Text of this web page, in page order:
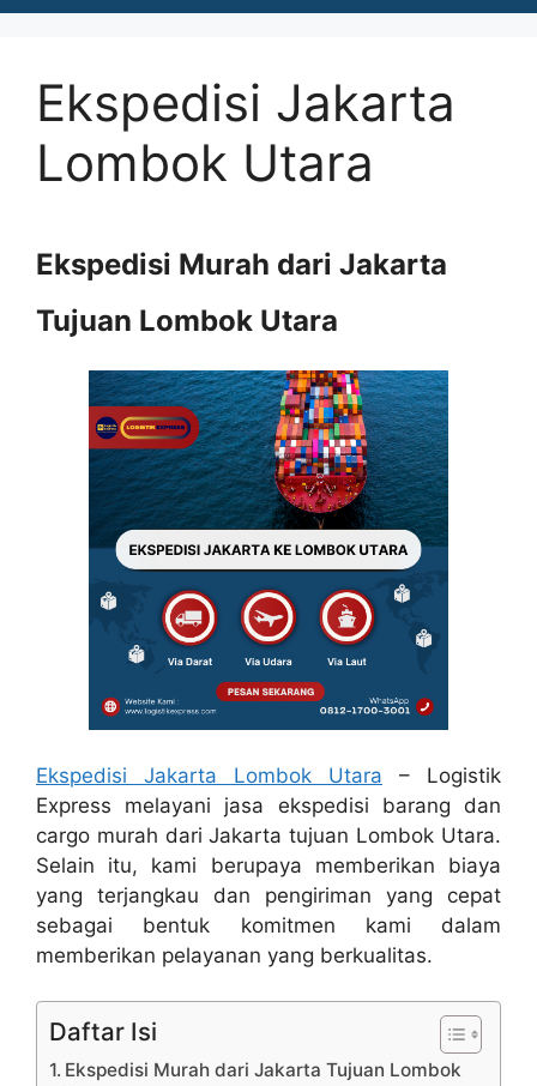
Ekspedisi Jakarta
Lombok Utara
Ekspedisi Murah dari Jakarta
Tujuan Lombok Utara
Ekspedisi Jakarta Lombok Utara – Logistik
Express melayani jasa ekspedisi barang dan
cargo murah dari Jakarta tujuan Lombok Utara.
Selain itu, kami berupaya memberikan biaya
yang terjangkau dan pengiriman yang cepat
sebagai bentuk komitmen kami dalam
memberikan pelayanan yang berkualitas.
Daftar Isi
Ekspedisi Murah dari Jakarta Tujuan Lombok